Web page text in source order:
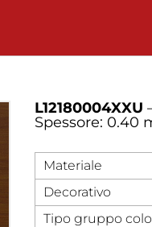
L12180004XXU
Spessore: 0.40
Materiale
Decorativo
Tipo gruppo